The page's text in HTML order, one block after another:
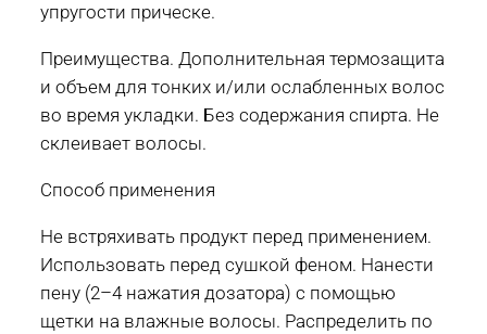
упругости прическе.
Преимущества. Дополнительная термозащита
и объем для тонких и/или ослабленных волос
во время укладки. Без содержания спирта. Не
склеивает волосы.
Способ применения
Не встряхивать продукт перед применением.
Использовать перед сушкой феном. Нанести
пену (2–4 нажатия дозатора) с помощью
щетки на влажные волосы. Распределить по